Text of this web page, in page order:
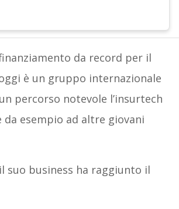
da record per il
è un gruppo internazionale
percorso notevole l’insurtech
esempio ad altre giovani
suo business ha raggiunto il